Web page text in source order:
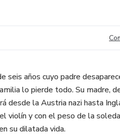
seis años cuyo padre
lo pierde todo. Su madre,
desde la Austria nazi hasta
violín y con el peso de la
su dilatada vida.